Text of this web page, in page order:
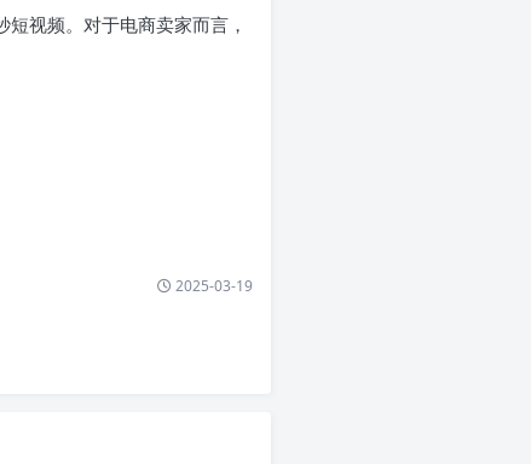
视频。对于电商卖家而言，
2025-03-19